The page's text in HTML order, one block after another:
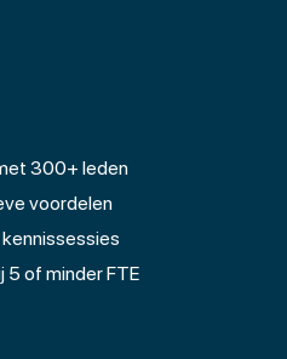
300+ leden
voordelen
5 of minder FTE